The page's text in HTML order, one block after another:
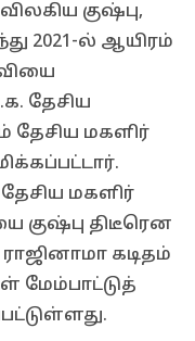
குஷ்பு,
2021-ல் ஆயிரம்
தேசிய
தேசிய மகளிர்
மகளிர்
குஷ்பு திடீரென
கடிதம்
மேம்பாட்டுத்